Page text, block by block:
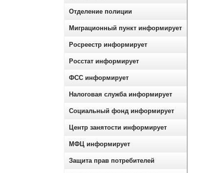
Отделение полиции
Миграционный пункт информирует
Росреестр информирует
Росстат информирует
ФСС информирует
Налоговая служба информирует
Социальный фонд информирует
Центр занятости информирует
МФЦ информирует
Защита прав потребителей